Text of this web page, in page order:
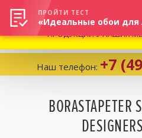
Корзина:0
Наш телефон: +7
BORASTAPETER
ВНИМАНИЕ! В СВЯЗИ С
УТОЧНЯТЬ АКТУАЛЬНУЮ
ПРОДУКЦИИ У НАШИХ
ПРОЙТИ ТЕСТ